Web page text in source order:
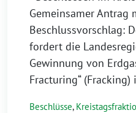
Gemeinsamer Antrag
Beschlussvorschlag:
fordert die
Gewinnung von
Fracturing“
Beschlüsse,